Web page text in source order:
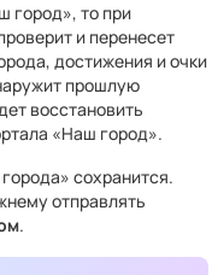
город», то при
и перенесет
достижения и очки
прошлую
восстановить
«Наш город».
сохранится.
отправлять
.